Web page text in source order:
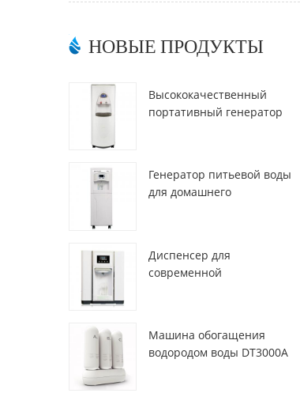
НОВЫЕ ПРОДУКТЫ
Высококачественный
портативный генератор
Генератор питьевой воды
для домашнего
Диспенсер для
современной
Машина обогащения
водородом воды DT3000A